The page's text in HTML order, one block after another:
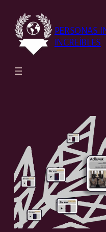
contenido
PERSONAS
INCREÍBLES